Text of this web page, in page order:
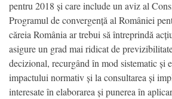
pentru 2018 și care include un aviz al
Programul de convergență al României
căreia România ar trebui să întreprindă
asigure un grad mai ridicat de
decizional, recurgând în mod sistematic și
impactului normativ și la consultarea și
interesate în elaborarea și punerea în